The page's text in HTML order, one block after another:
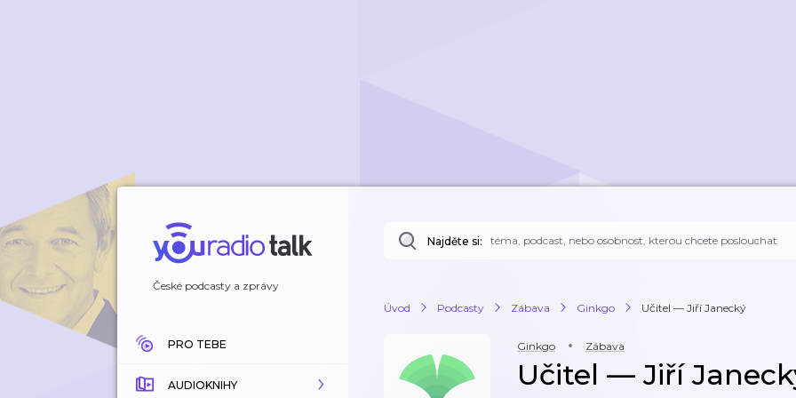
České podcasty a zprávy
PRO TEBE
AUDIOKNIHY
Najděte si:
Úvod Podcasty Zábava Ginkgo Učitel — Jiří Janecký
Ginkgo Zábava
Učitel — Jiří